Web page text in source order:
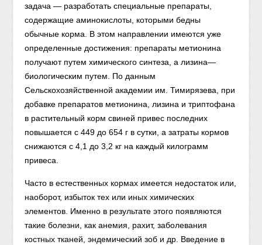
задача — разработать специальные препараты,
содержащие аминокислоты, которыми бедны
обычные корма. В этом направлении имеются уже
определенные достижения: препараты метионина
получают путем химического синтеза, а лизина—
биологическим путем. По данным
Сельскохозяйственной академии им. Тимирязева, при
добавке препаратов метионина, лизина и триптофана
в растительный корм свиней привес последних
повышается с 449 до 654 г в сутки, а затраты кормов
снижаются с 4,1 до 3,2 кг на каждый килограмм
привеса.
Часто в естественных кормах имеется недостаток или,
наоборот, избыток тех или иных химических
элементов. Именно в результате этого появляются
такие болезни, как анемия, рахит, заболевания
костных тканей, эндемический зоб и др. Введение в